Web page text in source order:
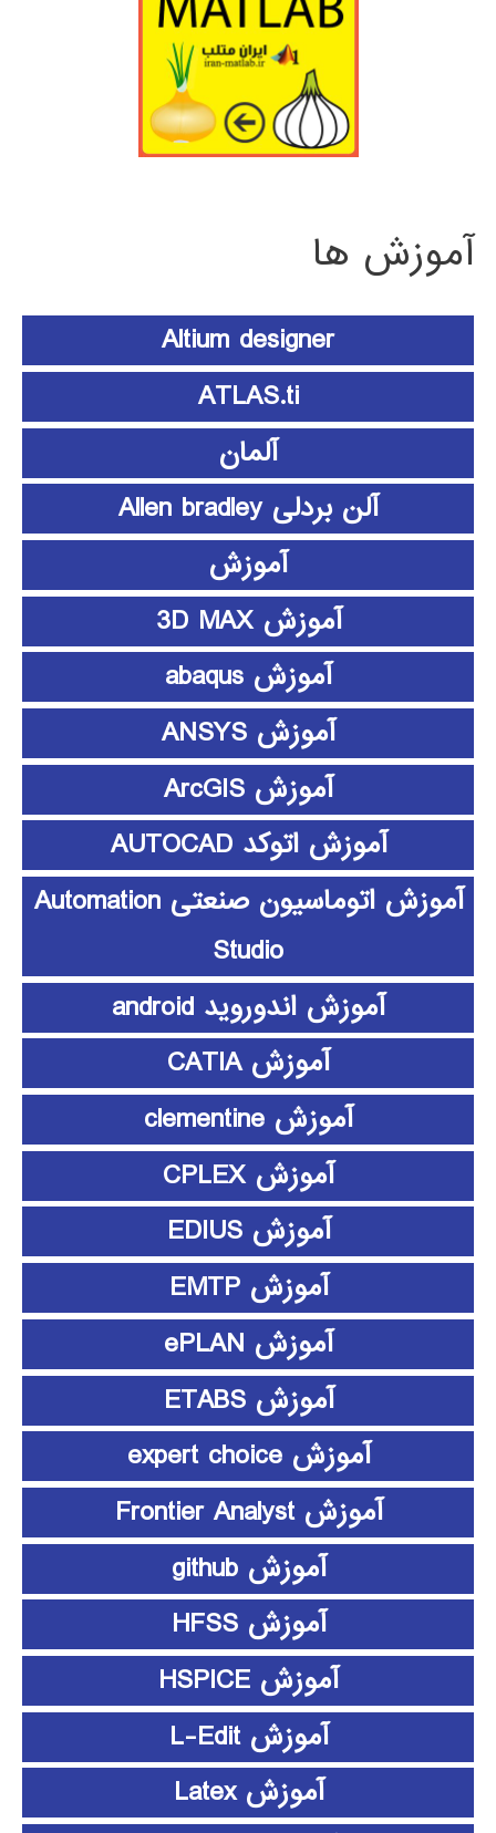
آموزش ها
Altium designer
ATLAS.ti
آلمان
آلن بردلی Allen bradley
آموزش
آموزش 3D MAX
آموزش abaqus
آموزش ANSYS
آموزش ArcGIS
آموزش اتوکد AUTOCAD
آموزش اتوماسیون صنعتی Automation
Studio
آموزش اندوروید android
آموزش CATIA
آموزش clementine
آموزش CPLEX
آموزش EDIUS
آموزش EMTP
آموزش ePLAN
آموزش ETABS
آموزش expert choice
آموزش Frontier Analyst
آموزش github
آموزش HFSS
آموزش HSPICE
آموزش L-Edit
آموزش Latex